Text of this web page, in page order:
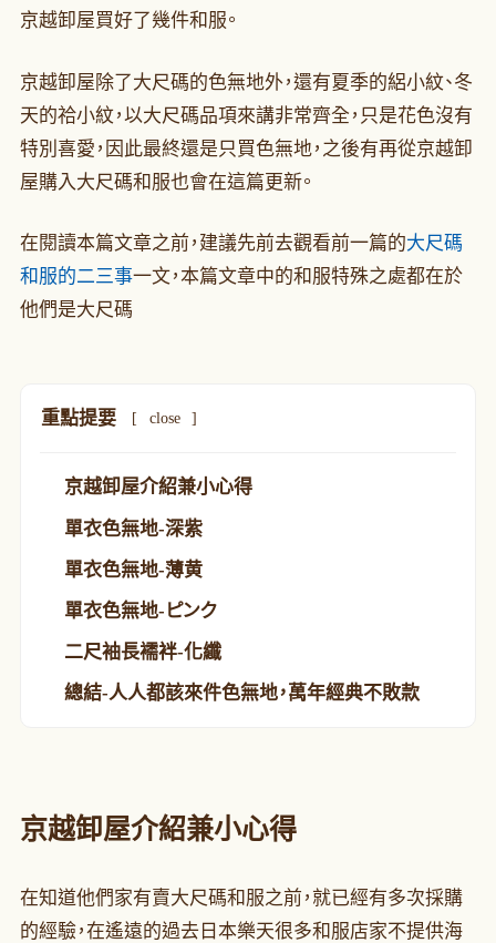
京越卸屋買好了幾件和服。
京越卸屋除了大尺碼的色無地外，還有夏季的絽小紋、冬
天的祫小紋，以大尺碼品項來講非常齊全，只是花色沒有
特別喜愛，因此最終還是只買色無地，之後有再從京越卸
屋購入大尺碼和服也會在這篇更新。
在閱讀本篇文章之前，建議先前去觀看前一篇的大尺碼
和服的二三事一文，本篇文章中的和服特殊之處都在於
他們是大尺碼
重點提要 [ close ]
京越卸屋介紹兼小心得
單衣色無地-深紫
單衣色無地-薄黄
單衣色無地-ピンク
二尺袖長襦袢-化纖
總結-人人都該來件色無地，萬年經典不敗款
京越卸屋介紹兼小心得
在知道他們家有賣大尺碼和服之前，就已經有多次採購
的經驗，在遙遠的過去日本樂天很多和服店家不提供海